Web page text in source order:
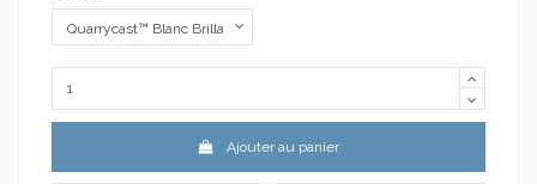
Ajouter au panier